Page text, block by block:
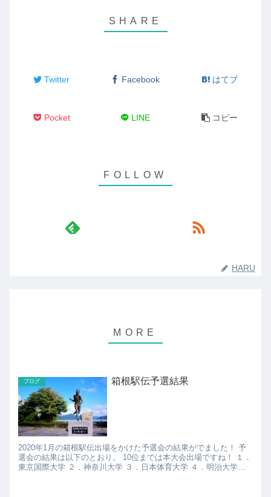
Twitter Facebook はてブ
Pocket LINE コピー
HARU
ブログ 箱根駅伝予選結果
2020年1月の箱根駅伝出場をかけた予選会の結果がでました！ 予
選会の結果は以下のとおり。 10位までは本大会出場ですね！ １．
東京国際大学 ２．神奈川大学 ３．日本体育大学 ４．明治大学